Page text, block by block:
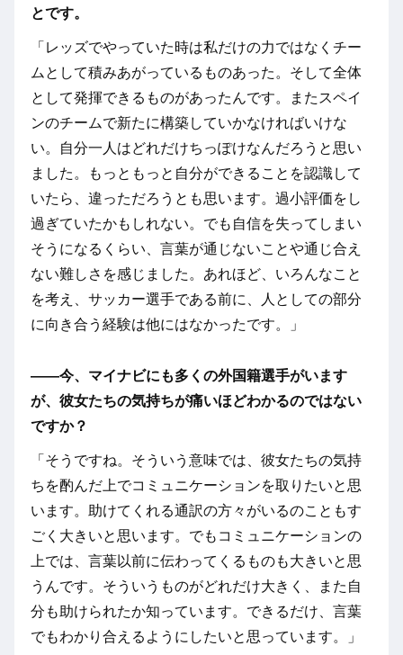
とです。
「レッズでやっていた時は私だけの力ではなくチー
ムとして積みあがっているものあった。そして全体
として発揮できるものがあったんです。またスペイ
ンのチームで新たに構築していかなければいけな
い。自分一人はどれだけちっぽけなんだろうと思い
ました。もっともっと自分ができることを認識して
いたら、違っただろうとも思います。過小評価をし
過ぎていたかもしれない。でも自信を失ってしまい
そうになるくらい、言葉が通じないことや通じ合え
ない難しさを感じました。あれほど、いろんなこと
を考え、サッカー選手である前に、人としての部分
に向き合う経験は他にはなかったです。」
――今、マイナビにも多くの外国籍選手がいます
が、彼女たちの気持ちが痛いほどわかるのではない
ですか？
「そうですね。そういう意味では、彼女たちの気持
ちを酌んだ上でコミュニケーションを取りたいと思
います。助けてくれる通訳の方々がいるのこともす
ごく大きいと思います。でもコミュニケーションの
上では、言葉以前に伝わってくるものも大きいと思
うんです。そういうものがどれだけ大きく、また自
分も助けられたか知っています。できるだけ、言葉
でもわかり合えるようにしたいと思っています。」